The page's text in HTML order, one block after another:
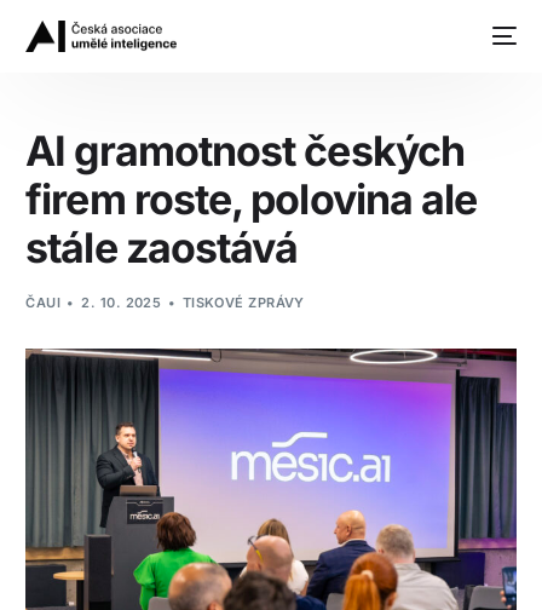
AI gramotnost českých
firem roste, polovina ale
stále zaostává
ČAUI 2. 10. 2025 TISKOVÉ ZPRÁVY